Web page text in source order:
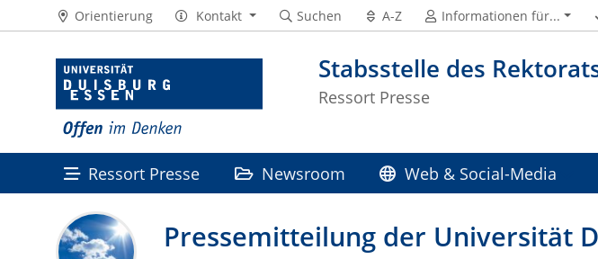
Stabsstelle des
Ressort Presse
Orientierung Kontakt Suchen A-Z Informationen für...
Ressort Presse Newsroom Web & Social-Media
Pressemitteilung der Universität